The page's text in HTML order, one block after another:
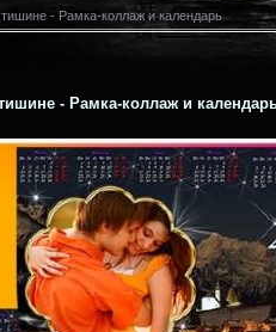
- Рамка-коллаж и календарь
- Рамка-коллаж и